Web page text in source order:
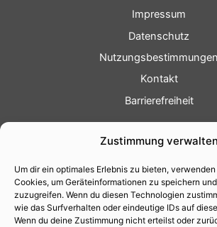
Zustimmung verwalten
Um dir ein optimales Erlebnis zu bieten,
Cookies, um Geräteinformationen zu speichern
zuzugreifen. Wenn du diesen Technologien
wie das Surfverhalten oder eindeutige IDs auf
Wenn du deine Zustimmung nicht erteilst oder
Impressum
Datenschutz
Nutzungsbestimmungen
Kontakt
Barrierefreiheit
Fotoservice
Videoservice
Werbung
Contenterstellung